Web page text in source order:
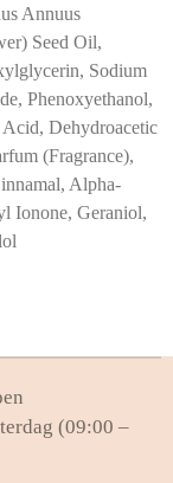
Annuus
Seed Oil,
Sodium
Phenoxyethanol,
Dehydroacetic
(Fragrance),
Alpha-
Ionone, Geraniol,
(09:00 –